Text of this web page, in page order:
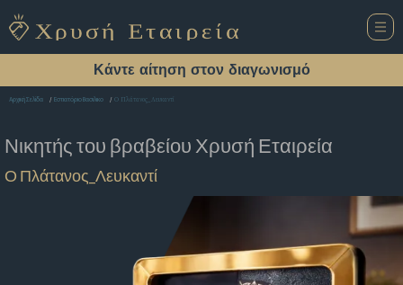
Κάντε αίτηση στον διαγωνισμό
Αρχική Σελίδα Εστιατόριο Βασιλικο Ο Πλάτανος_Λευκαντί
Νικητής του βραβείου Χρυσή Εταιρεία
Ο Πλάτανος_Λευκαντί